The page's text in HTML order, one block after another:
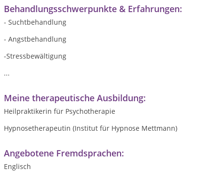
Behandlungsschwerpunkte & Erfahrungen:
- Suchtbehandlung
- Angstbehandlung
-Stressbewältigung
...
Meine therapeutische Ausbildung:
Heilpraktikerin für Psychotherapie
Hypnosetherapeutin (Institut für Hypnose Mettmann)
Angebotene Fremdsprachen:
Englisch